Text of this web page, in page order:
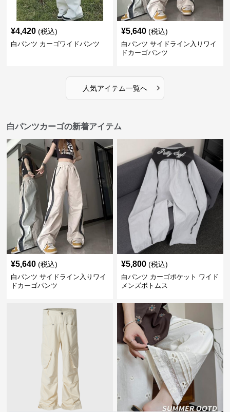
¥4,420 (税込)
白パンツ カーゴワイドパンツ
¥5,640 (税込)
白パンツ サイドライン入りワイ
ドカーゴパンツ
人気アイテム一覧へ ›
白パンツカーゴの新着アイテム
¥5,640 (税込)
白パンツ サイドライン入りワイ
ドカーゴパンツ
¥5,800 (税込)
白パンツ カーゴポケット ワイド
メンズボトムス